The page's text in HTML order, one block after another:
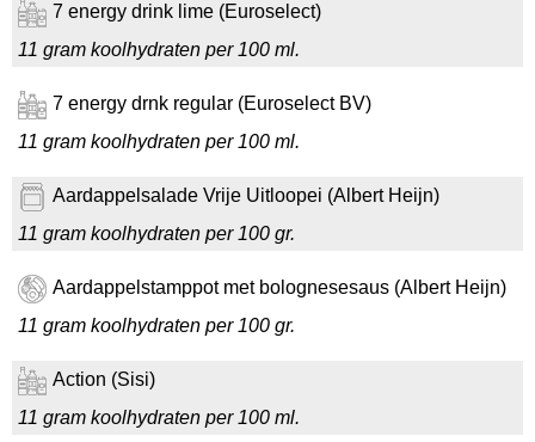
7 energy drink lime (Euroselect)
11 gram koolhydraten per 100 ml.
7 energy drnk regular (Euroselect BV)
11 gram koolhydraten per 100 ml.
Aardappelsalade Vrije Uitloopei (Albert Heijn)
11 gram koolhydraten per 100 gr.
Aardappelstamppot met bolognesesaus (Albert Heijn)
11 gram koolhydraten per 100 gr.
Action (Sisi)
11 gram koolhydraten per 100 ml.